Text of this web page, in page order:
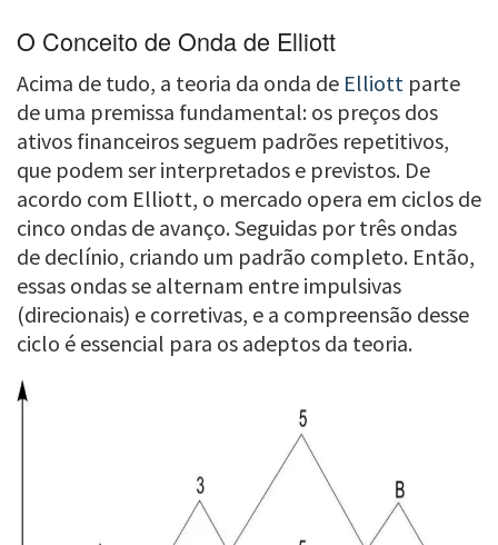
O Conceito de Onda de Elliott
Acima de tudo, a teoria da onda de Elliott parte
de uma premissa fundamental: os preços dos
ativos financeiros seguem padrões repetitivos,
que podem ser interpretados e previstos. De
acordo com Elliott, o mercado opera em ciclos de
cinco ondas de avanço. Seguidas por três ondas
de declínio, criando um padrão completo. Então,
essas ondas se alternam entre impulsivas
(direcionais) e corretivas, e a compreensão desse
ciclo é essencial para os adeptos da teoria.